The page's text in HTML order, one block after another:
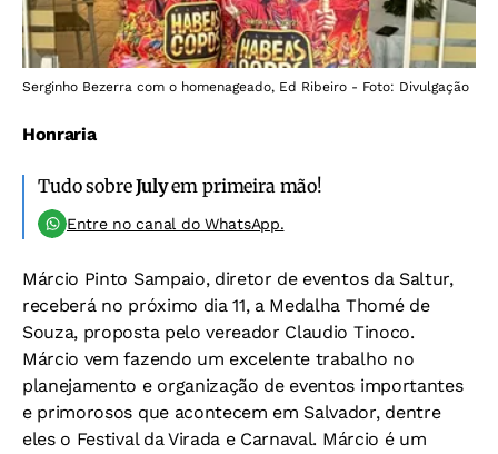
Serginho Bezerra com o homenageado, Ed Ribeiro - Foto: Divulgação
Honraria
Tudo sobreJulyem primeira mão!
Entre no canal do WhatsApp.
Márcio Pinto Sampaio, diretor de eventos da Saltur,
receberá no próximo dia 11, a Medalha Thomé de
Souza, proposta pelo vereador Claudio Tinoco.
Márcio vem fazendo um excelente trabalho no
planejamento e organização de eventos importantes
e primorosos que acontecem em Salvador, dentre
eles o Festival da Virada e Carnaval. Márcio é um